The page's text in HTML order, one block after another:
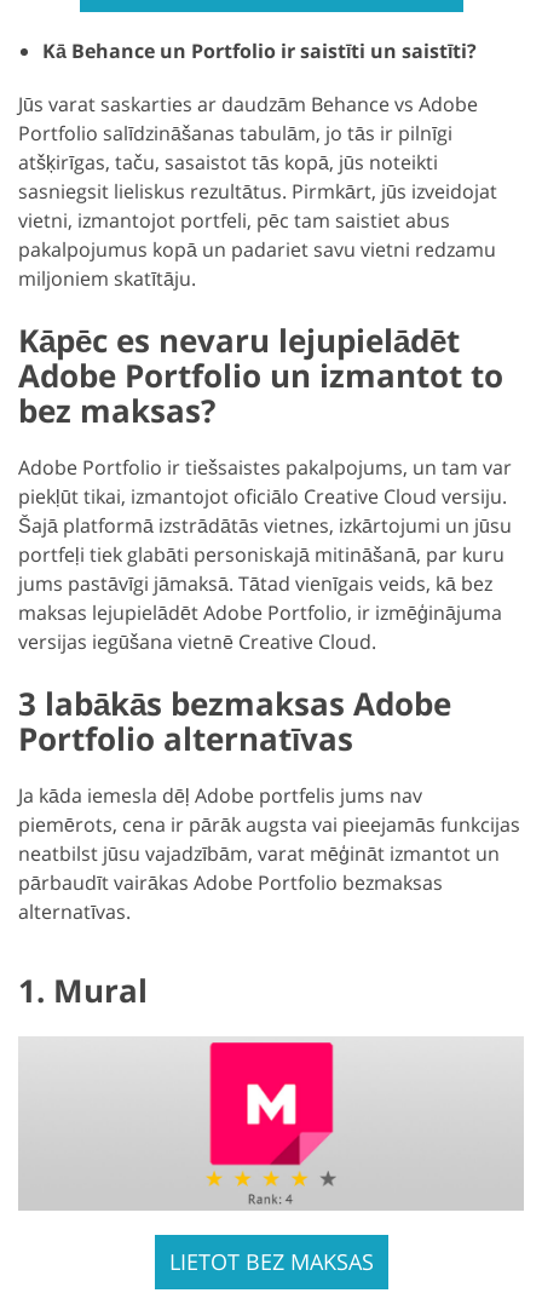
Kā Behance un Portfolio ir saistīti un saistīti?
Jūs varat saskarties ar daudzām Behance vs Adobe
Portfolio salīdzināšanas tabulām, jo tās ir pilnīgi
atšķirīgas, taču, sasaistot tās kopā, jūs noteikti
sasniegsit lieliskus rezultātus. Pirmkārt, jūs izveidojat
vietni, izmantojot portfeli, pēc tam saistiet abus
pakalpojumus kopā un padariet savu vietni redzamu
miljoniem skatītāju.
Kāpēc es nevaru lejupielādēt
Adobe Portfolio un izmantot to
bez maksas?
Adobe Portfolio ir tiešsaistes pakalpojums, un tam var
piekļūt tikai, izmantojot oficiālo Creative Cloud versiju.
Šajā platformā izstrādātās vietnes, izkārtojumi un jūsu
portfeļi tiek glabāti personiskajā mitināšanā, par kuru
jums pastāvīgi jāmaksā. Tātad vienīgais veids, kā bez
maksas lejupielādēt Adobe Portfolio, ir izmēģinājuma
versijas iegūšana vietnē Creative Cloud.
3 labākās bezmaksas Adobe
Portfolio alternatīvas
Ja kāda iemesla dēļ Adobe portfelis jums nav
piemērots, cena ir pārāk augsta vai pieejamās funkcijas
neatbilst jūsu vajadzībām, varat mēģināt izmantot un
pārbaudīt vairākas Adobe Portfolio bezmaksas
alternatīvas.
1. Mural
LIETOT BEZ MAKSAS